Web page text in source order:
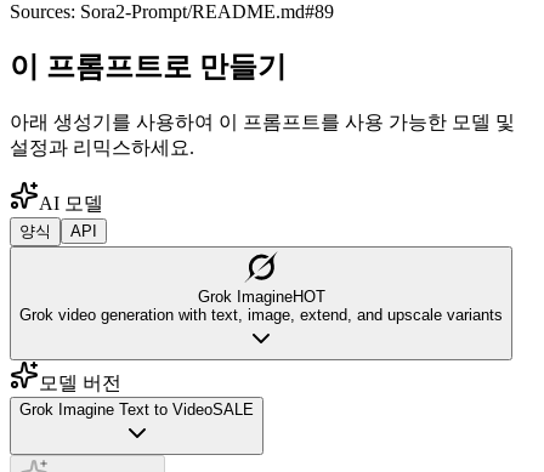
Sources: Sora2-Prompt/README.md#89
이 프롬프트로 만들기
아래 생성기를 사용하여 이 프롬프트를 사용 가능한 모델 및
설정과 리믹스하세요.
AI 모델
양식 API
Grok ImagineHOT
Grok video generation with text, image, extend, and upscale variants
모델 버전
Grok Imagine Text to VideoSALE